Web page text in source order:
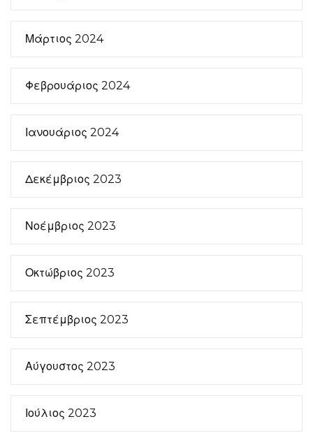
Μάρτιος 2024
Φεβρουάριος 2024
Ιανουάριος 2024
Δεκέμβριος 2023
Νοέμβριος 2023
Οκτώβριος 2023
Σεπτέμβριος 2023
Αύγουστος 2023
Ιούλιος 2023